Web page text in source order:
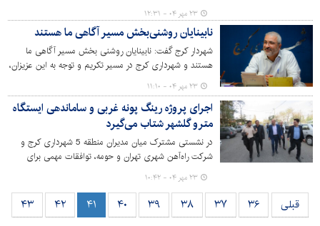
آگاهی شهروندان و تنویر افکار عمومی منتشر شد.
۲۳ مهر ۰۴ - ۱۲:۳۱
نابینایان روشنی‌بخش مسیر آگاهی ما هستند
شهردار کرج گفت: نابینایان روشنی بخش مسیر آگاهی ما
هستند و شهرداری کرج در مسیر تکریم و توجه به این عزیزان،
توسعه زیرساخت‌های مناسب برای روشندلان را با جدیت دنبال
می‌کند.
۲۳ مهر ۰۴ - ۱۱:۱۰
اجرای پروژه رینگ پونه غربی و ساماندهی ایستگاه
مترو گلشهر شتاب می‌گیرد
در نشستی مشترک میان مدیران منطقه 5 شهرداری کرج و
شرکت راه‌آهن شهری تهران و حومه، توافقات مهمی برای
تسریع در اجرای پروژه عمرانی رینگ پونه غربی و ارتقای کیفی
محیط پیرامونی ایستگاه مترو گلشهر حاصل شد.
۲۳ مهر ۰۴ - ۱۰:۴۲
قبلی ۳۶ ۳۷ ۳۸ ۳۹ ۴۰ ۴۱ ۴۲ ۴۳